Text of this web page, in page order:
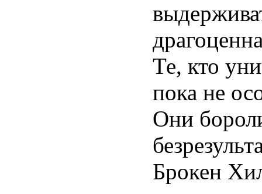
Те, кто
пока не
Они
Брокен